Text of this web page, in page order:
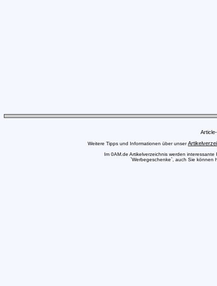
Weitere Tipps und Informationen über unser
Im 0AM.de Artikelverzeichnis werden
`Werbegeschenke`, auch Sie können